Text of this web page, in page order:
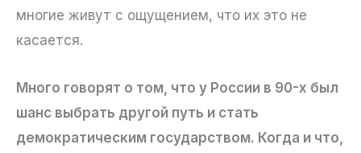
многие живут с ощущением, что их это не
касается.
Много говорят о том, что у России в 90-х был
шанс выбрать другой путь и стать
демократическим государством. Когда и что,